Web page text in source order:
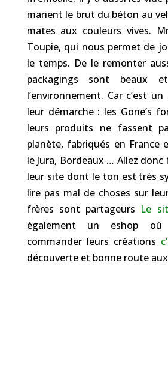
marient le brut du béton au
mates aux couleurs vives.
Toupie, qui nous permet de
le temps. De le remonter
packagings sont beaux
l’environnement. Car c’est
leur démarche : les Gone’s
leurs produits ne fassent
planète, fabriqués en France
le Jura, Bordeaux … Allez
leur site dont le ton est très
lire pas mal de choses sur
frères sont partageurs Le
également un eshop où
commander leurs créations
découverte et bonne route aux